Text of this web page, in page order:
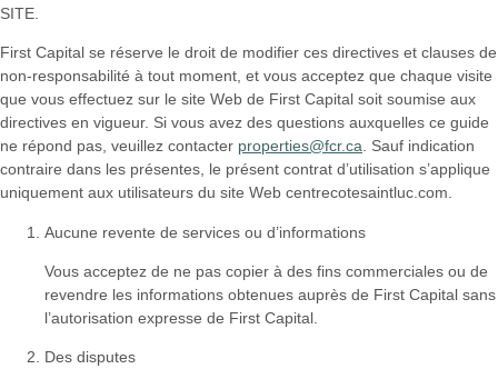
SITE.
First Capital se réserve le droit de modifier ces directives et clauses de
non-responsabilité à tout moment, et vous acceptez que chaque visite
que vous effectuez sur le site Web de First Capital soit soumise aux
directives en vigueur. Si vous avez des questions auxquelles ce guide
ne répond pas, veuillez contacter properties@fcr.ca . Sauf indication
contraire dans les présentes, le présent contrat d’utilisation s’applique
uniquement aux utilisateurs du site Web centrecotesaintluc.com.
Aucune revente de services ou d’informations
Vous acceptez de ne pas copier à des fins commerciales ou de
revendre les informations obtenues auprès de First Capital sans
l’autorisation expresse de First Capital.
Des disputes